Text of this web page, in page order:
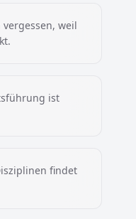
weil
ist
findet